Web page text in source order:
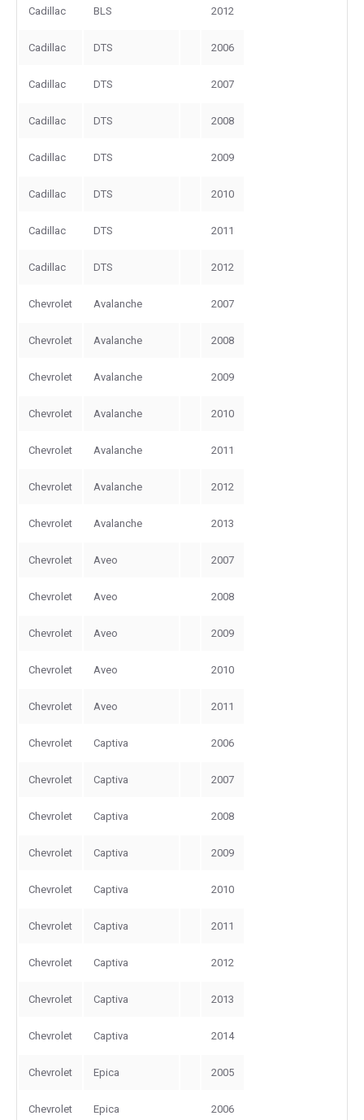
Cadillac BLS 2012
Cadillac DTS 2006
Cadillac DTS 2007
Cadillac DTS 2008
Cadillac DTS 2009
Cadillac DTS 2010
Cadillac DTS 2011
Cadillac DTS 2012
Chevrolet Avalanche 2007
Chevrolet Avalanche 2008
Chevrolet Avalanche 2009
Chevrolet Avalanche 2010
Chevrolet Avalanche 2011
Chevrolet Avalanche 2012
Chevrolet Avalanche 2013
Chevrolet Aveo 2007
Chevrolet Aveo 2008
Chevrolet Aveo 2009
Chevrolet Aveo 2010
Chevrolet Aveo 2011
Chevrolet Captiva 2006
Chevrolet Captiva 2007
Chevrolet Captiva 2008
Chevrolet Captiva 2009
Chevrolet Captiva 2010
Chevrolet Captiva 2011
Chevrolet Captiva 2012
Chevrolet Captiva 2013
Chevrolet Captiva 2014
Chevrolet Epica 2005
Chevrolet Epica 2006